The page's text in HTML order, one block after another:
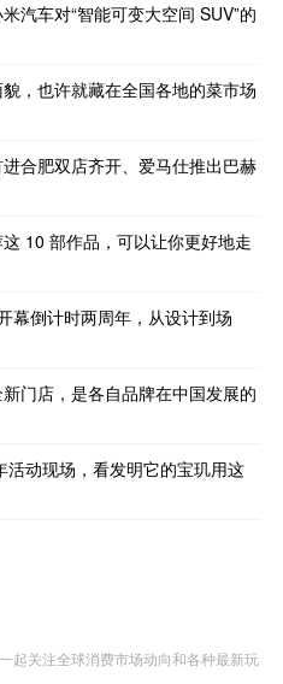
汽车对“智能可变大空间 SUV”的
，也许就藏在全国各地的菜市场
合肥双店齐开、爱马仕推出巴赫
10 部作品，可以让你更好地走
幕倒计时两周年，从设计到场
门店，是各自品牌在中国发展的
动现场，看发明它的宝玑用这
起关注全球消费市场动向和各种最新玩